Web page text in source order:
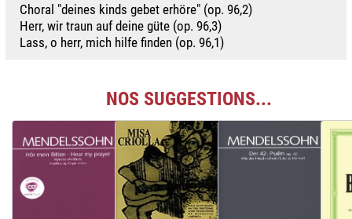
Choral "deines kinds gebet erhöre" (op. 96,2)
Herr, wir traun auf deine güte (op. 96,3)
Lass, o herr, mich hilfe finden (op. 96,1)
NOS SUGGESTIONS...